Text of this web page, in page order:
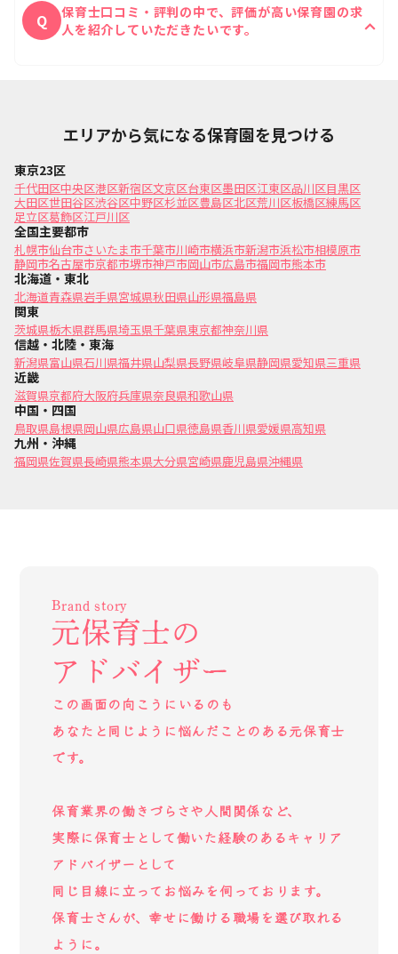
A
Q
保育士口コミ・評判の中で、評価が高い保育園の求
人を紹介していただきたいです。
エリアから気になる保育園を見つける
東京23区
千代田区中央区港区新宿区文京区台東区墨田区江東区品川区目黒区
大田区世田谷区渋谷区中野区杉並区豊島区北区荒川区板橋区練馬区
足立区葛飾区江戸川区
全国主要都市
札幌市仙台市さいたま市千葉市川崎市横浜市新潟市浜松市相模原市
静岡市名古屋市京都市堺市神戸市岡山市広島市福岡市熊本市
北海道・東北
北海道青森県岩手県宮城県秋田県山形県福島県
関東
茨城県栃木県群馬県埼玉県千葉県東京都神奈川県
信越・北陸・東海
新潟県富山県石川県福井県山梨県長野県岐阜県静岡県愛知県三重県
近畿
滋賀県京都府大阪府兵庫県奈良県和歌山県
中国・四国
鳥取県島根県岡山県広島県山口県徳島県香川県愛媛県高知県
九州・沖縄
福岡県佐賀県長崎県熊本県大分県宮崎県鹿児島県沖縄県
Brand story
元保育士の
アドバイザー
この画面の向こうにいるのも
あなたと同じように悩んだことのある元保育士
です。
保育業界の働きづらさや人間関係など、
実際に保育士として働いた経験のあるキャリア
アドバイザーとして
同じ目線に立ってお悩みを伺っております。
保育士さんが、幸せに働ける職場を選び取れる
ように。